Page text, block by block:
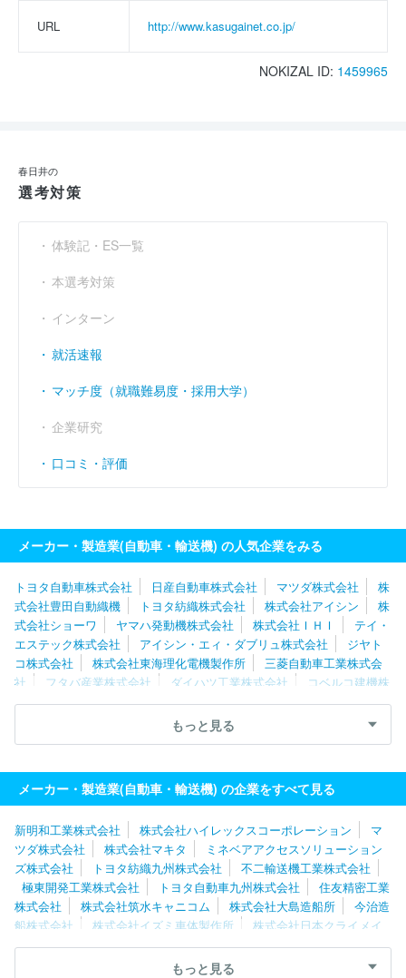
URL http://www.kasugainet.co.jp/
NOKIZAL ID: 1459965
春日井の
選考対策
体験記・ES一覧
本選考対策
インターン
就活速報
マッチ度（就職難易度・採用大学）
企業研究
口コミ・評価
メーカー・製造業(自動車・輸送機) の人気企業をみる
トヨタ自動車株式会社 日産自動車株式会社 マツダ株式会社
株
式会社豊田自動織機
トヨタ紡織株式会社 株式会社アイシン
株
式会社ショーワ
ヤマハ発動機株式会社 株式会社ＩＨＩ
テイ・
エステック株式会社
アイシン・エィ・ダブリュ株式会社
ジヤト
コ株式会社
株式会社東海理化電機製作所
三菱自動車工業株式会
社
フタバ産業株式会社 ダイハツ工業株式会社
コベルコ建機株
式会社
マレリ株式会社 いすゞ自動車株式会社
スズキ株式会
株式会社ケーヒン
豊田合成株式会社
株式会社エフテック
もっと見る
メーカー・製造業(自動車・輸送機) の企業をすべて見る
新明和工業株式会社 株式会社ハイレックスコーポレーション
マ
ツダ株式会社
株式会社マキタ
ミネベアアクセスソリューション
ズ株式会社
トヨタ紡織九州株式会社
不二輸送機工業株式会社
極東開発工業株式会社
トヨタ自動車九州株式会社
住友精密工業
株式会社
株式会社筑水キャニコム 株式会社大島造船所
今治造
船株式会社
株式会社イズミ車体製作所
株式会社日本クライメイ
トシステムズ
株式会社ベルソニカ
アイシン・エィ・ダブリュ株
ニデックモビリティ株式会社
オージーケー技研株式会社
もっと見る